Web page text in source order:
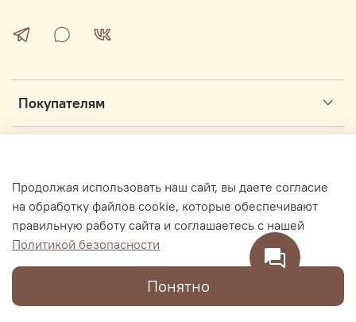
Покупателям
Интернет магазин секонд-хенд ОЖУР.ру основан в 2017 году
Продолжая использовать наш сайт, вы даете согласие
на обработку файлов cookie, которые обеспечивают
правильную работу сайта и соглашаетесь с нашей
Политикой безопасности
Понятно